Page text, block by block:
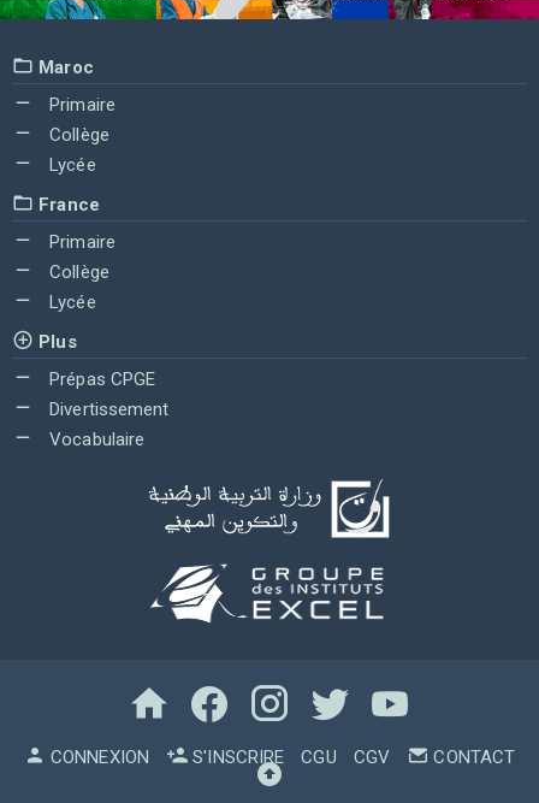
Maroc
Primaire
Collège
Lycée
France
Primaire
Collège
Lycée
Plus
Prépas CPGE
Divertissement
Vocabulaire
CONNEXION S'INSCRIRE CGU CGV CONTACT